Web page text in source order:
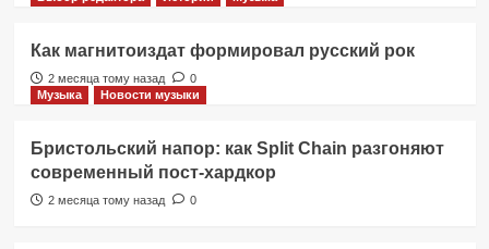
Как магнитоиздат формировал русский рок
2 месяца тому назад
0
Музыка
Новости музыки
Бристольский напор: как Split Chain разгоняют
современный пост-хардкор
2 месяца тому назад 0